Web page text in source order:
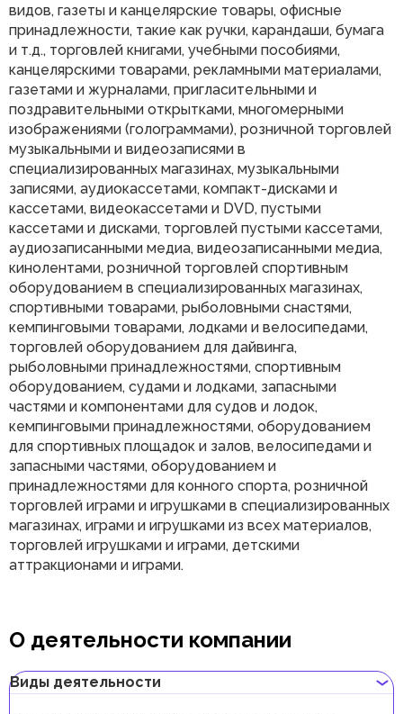
видов, газеты и канцелярские товары, офисные
принадлежности, такие как ручки, карандаши, бумага
и т.д., торговлей книгами, учебными пособиями,
канцелярскими товарами, рекламными материалами,
газетами и журналами, пригласительными и
поздравительными открытками, многомерными
изображениями (голограммами), розничной торговлей
музыкальными и видеозаписями в
специализированных магазинах, музыкальными
записями, аудиокассетами, компакт-дисками и
кассетами, видеокассетами и DVD, пустыми
кассетами и дисками, торговлей пустыми кассетами,
аудиозаписанными медиа, видеозаписанными медиа,
кинолентами, розничной торговлей спортивным
оборудованием в специализированных магазинах,
спортивными товарами, рыболовными снастями,
кемпинговыми товарами, лодками и велосипедами,
торговлей оборудованием для дайвинга,
рыболовными принадлежностями, спортивным
оборудованием, судами и лодками, запасными
частями и компонентами для судов и лодок,
кемпинговыми принадлежностями, оборудованием
для спортивных площадок и залов, велосипедами и
запасными частями, оборудованием и
принадлежностями для конного спорта, розничной
торговлей играми и игрушками в специализированных
магазинах, играми и игрушками из всех материалов,
торговлей игрушками и играми, детскими
аттракционами и играми.
О деятельности компании
Виды деятельности